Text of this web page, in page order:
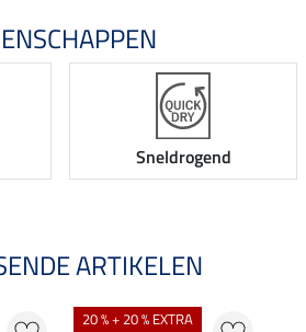
Sneldrogend
ARTIKELEN
20 % + 20 % EXTRA